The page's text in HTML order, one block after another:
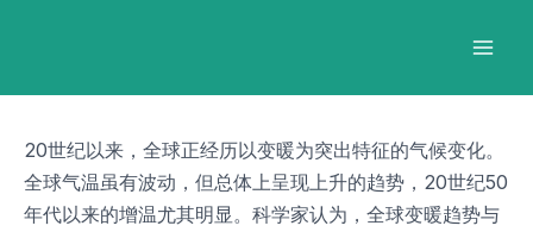
20世纪以来，全球正经历以变暖为突出特征的气候变化。
全球气温虽有波动，但总体上呈现上升的趋势，20世纪50
年代以来的增温尤其明显。科学家认为，全球变暖趋势与